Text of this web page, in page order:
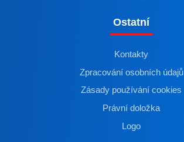
Ostatní
Kontakty
Zpracování osobních údajů
Zásady používání cookies
Právní doložka
Logo